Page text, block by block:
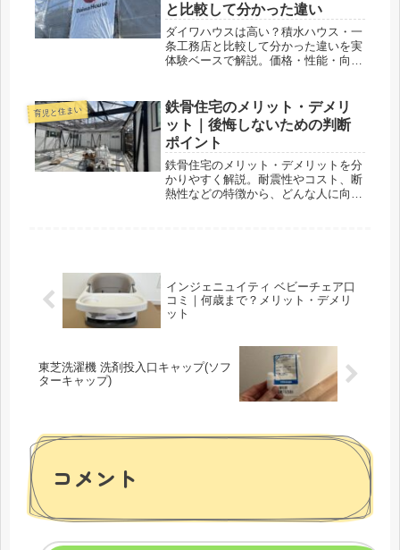
と比較して分かった違い
ダイワハウスは高い？積水ハウス・一
条工務店と比較して分かった違いを実
体験ベースで解説。価格・性能・向い
方は必見です。
育児と住まい
鉄骨住宅のメリット・デメリ
ット｜後悔しないための判断
ポイント
鉄骨住宅のメリット・デメリットを分
かりやすく解説。耐震性やコスト、断
熱性などの特徴から、どんな人に向い
インジェニュイティ ベビーチェア口
コミ｜何歳まで？メリット・デメリ
ット
東芝洗濯機 洗剤投入口キャップ(ソフ
ターキャップ)
コメント